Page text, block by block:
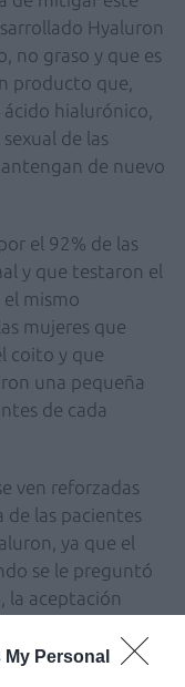
Personal
Hyaluron
no graso y que es
producto que,
hialurónico,
de las
de nuevo
el 92% de las
y que testaron el
mismo
mujeres que
coito y que
una pequeña
de cada
ven reforzadas
de las pacientes
ya que el
se le preguntó
la aceptación
reside en